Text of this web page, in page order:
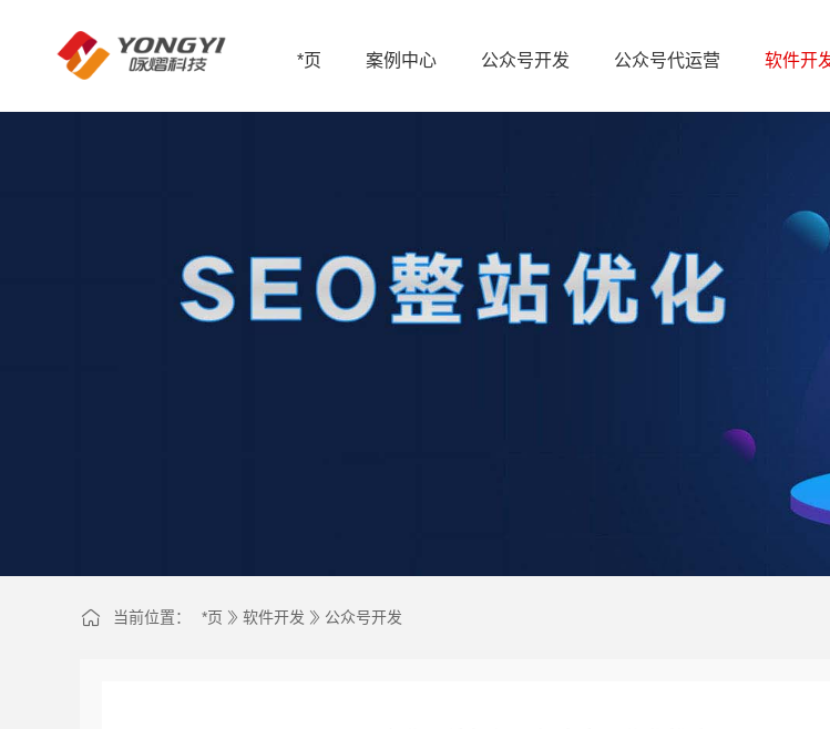
*页 案例中心 公众号开发 公众号代运营 软件开
当前位置： *页 软件开发 公众号开发